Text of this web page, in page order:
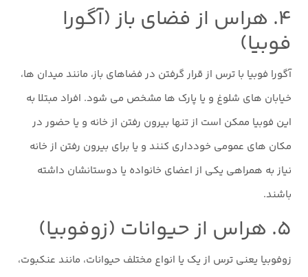
۴. هراس از فضای باز (آگورا
فوبیا)
آگورا فوبیا با ترس از قرار گرفتن در فضاهای باز، مانند میدان ها،
خیابان های شلوغ و یا پارک ها مشخص می شود. افراد مبتلا به
این فوبیا ممکن است از تنها بیرون رفتن از خانه و یا حضور در
مکان های عمومی خودداری کنند و یا برای بیرون رفتن از خانه
نیاز به همراهی یکی از اعضای خانواده یا دوستانشان داشته
باشند.
۵. هراس از حیوانات (زوفوبیا)
زوفوبیا یعنی ترس از یک یا انواع مختلف حیوانات، مانند عنکبوت،